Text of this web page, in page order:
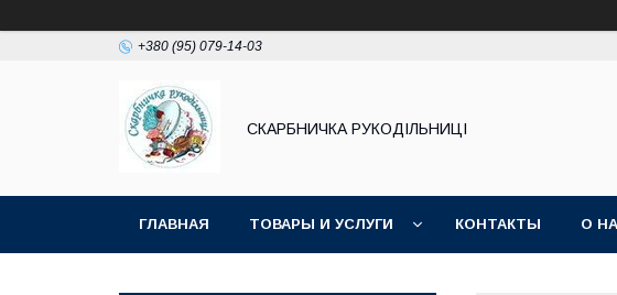
+380 (95) 079-14-03
СКАРБНИЧКА РУКОДІЛЬНИЦІ
ГЛАВНАЯ ТОВАРЫ И УСЛУГИ КОНТАКТЫ О